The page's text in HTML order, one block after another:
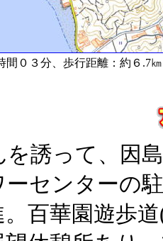
０３分、歩行距離：約６.7㎞
を誘って、因
ーセンターの
百華園遊歩